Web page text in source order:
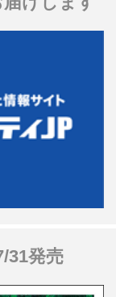
31発売